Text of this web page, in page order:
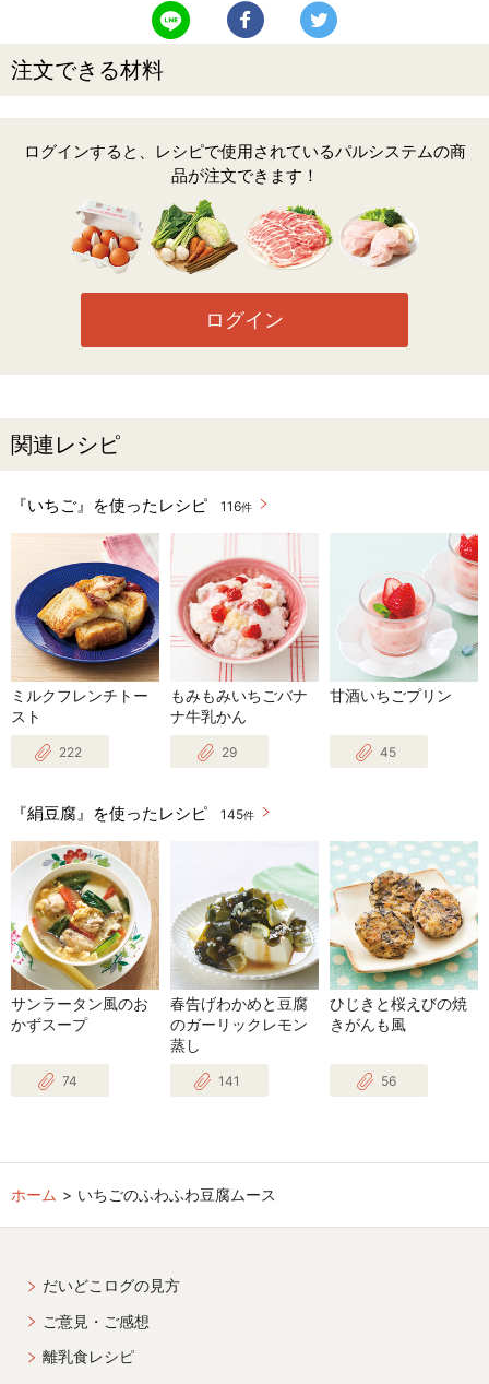
LINEで送る Facebookでシェアする
注文できる材料
ログインすると、レシピで使用されているパルシステムの商
品が注文できます！
ログイン
関連レシピ
『いちご』を使ったレシピ 116件
ミルクフレンチトー
スト
222
もみもみいちごバナ
ナ牛乳かん
29
甘酒いちごプリン
45
『絹豆腐』を使ったレシピ 145件
サンラータン風のお
かずスープ
74
春告げわかめと豆腐
のガーリックレモン
蒸し
141
ひじきと桜えびの焼
きがんも風
56
ホーム いちごのふわふわ豆腐ムース
だいどこログの見方
ご意見・ご感想
離乳食レシピ